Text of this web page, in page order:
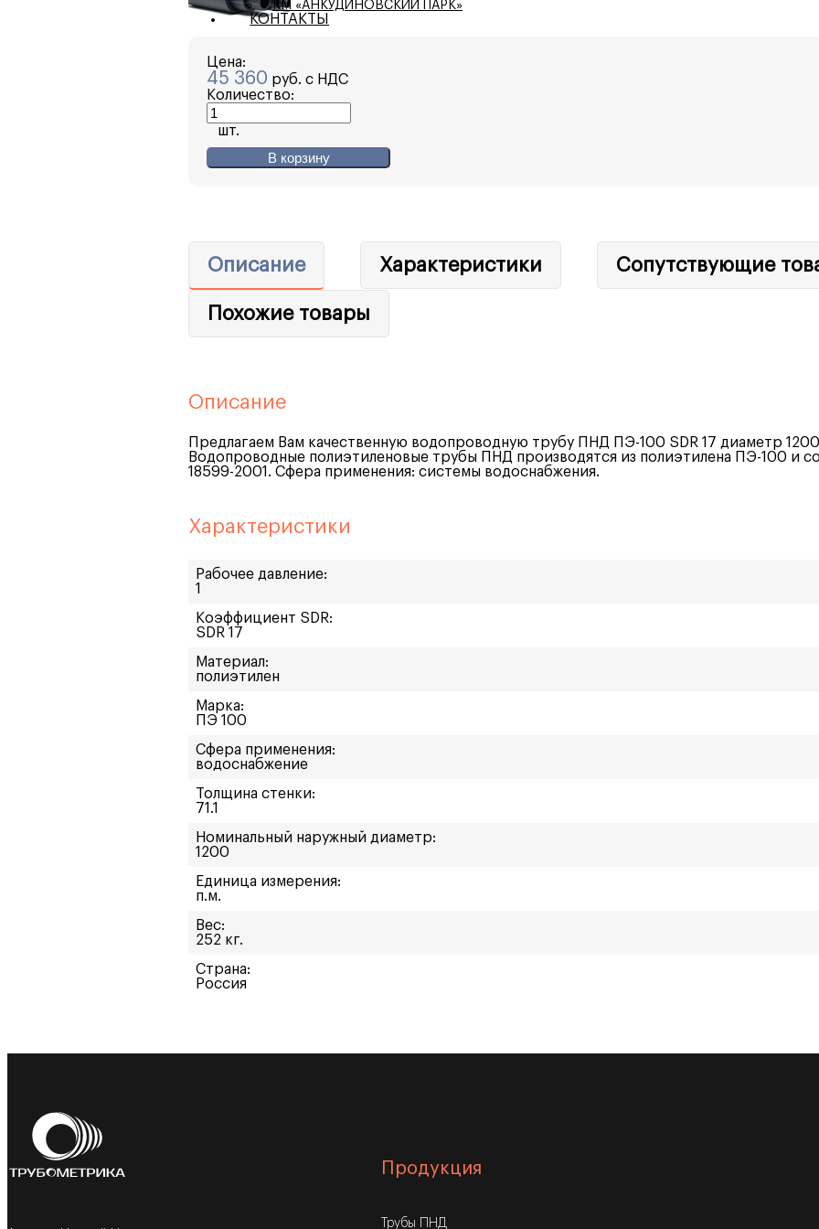
КМ «АНКУДИНОВСКИЙ ПАРК»
КОНТАКТЫ
Цена:
45 360 руб. с НДС
Количество:
шт.
В корзину
Описание Характеристики Сопутствующие
Похожие товары
Описание
Предлагаем Вам качественную водопроводную трубу ПНД ПЭ-100 SDR 17 диаметр
Водопроводные полиэтиленовые трубы ПНД производятся из полиэтилена ПЭ-100 и
18599-2001. Сфера применения: системы водоснабжения.
Характеристики
Рабочее давление:
1
Коэффициент SDR:
SDR 17
Материал:
полиэтилен
Марка:
ПЭ 100
Сфера применения:
водоснабжение
Толщина стенки:
71.1
Номинальный наружный диаметр:
1200
Единица измерения:
п.м.
Вес:
252 кг.
Страна:
Россия
Продукция
Трубы ПНД